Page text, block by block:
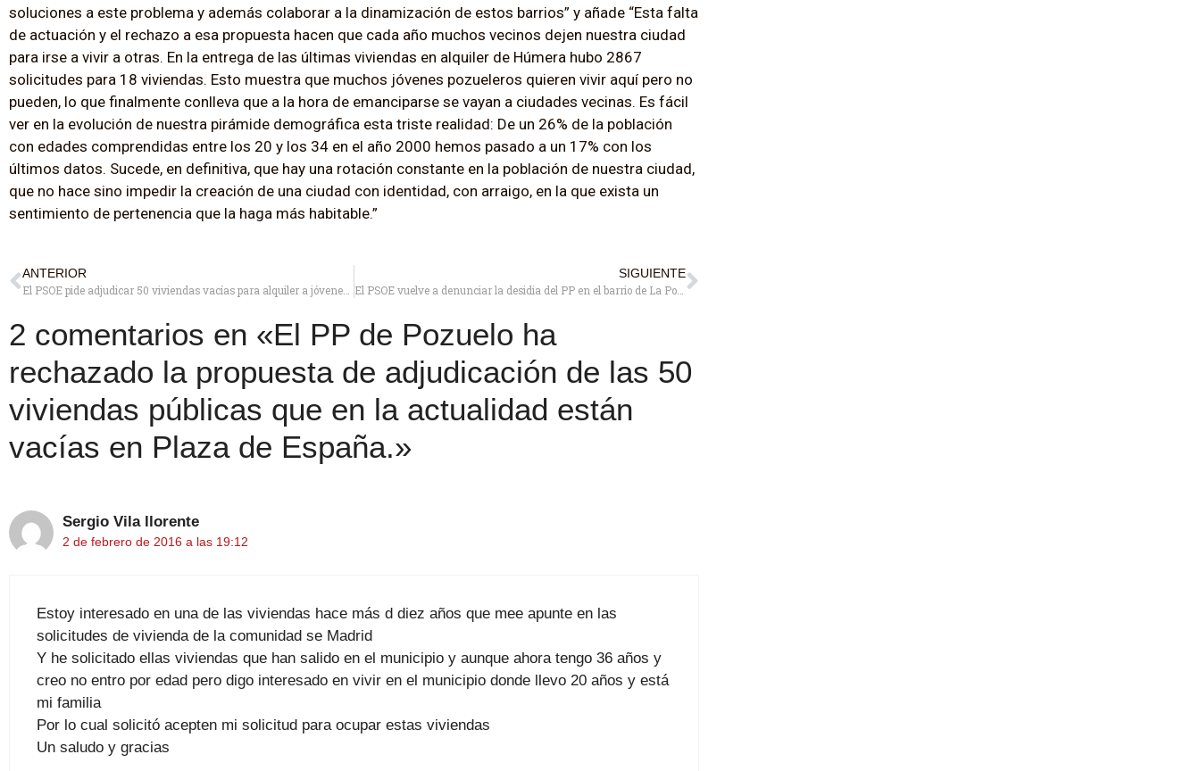
soluciones a este problema y además colaborar a la dinamización de estos barrios” y añade “Esta falta
de actuación y el rechazo a esa propuesta hacen que cada año muchos vecinos dejen nuestra ciudad
para irse a vivir a otras. En la entrega de las últimas viviendas en alquiler de Húmera hubo 2867
solicitudes para 18 viviendas. Esto muestra que muchos jóvenes pozueleros quieren vivir aquí pero no
pueden, lo que finalmente conlleva que a la hora de emanciparse se vayan a ciudades vecinas. Es fácil
ver en la evolución de nuestra pirámide demográfica esta triste realidad: De un 26% de la población
con edades comprendidas entre los 20 y los 34 en el año 2000 hemos pasado a un 17% con los
últimos datos. Sucede, en definitiva, que hay una rotación constante en la población de nuestra ciudad,
que no hace sino impedir la creación de una ciudad con identidad, con arraigo, en la que exista un
sentimiento de pertenencia que la haga más habitable.”
ANTERIOR
El PSOE pide adjudicar 50 viviendas vacías para alquiler a jóvenes y vecinos con rentas bajas
SIGUIENTE
El PSOE vuelve a denunciar la desidia del PP en el barrio de La Poza
2 comentarios en «El PP de Pozuelo ha
rechazado la propuesta de adjudicación de las 50
viviendas públicas que en la actualidad están
vacías en Plaza de España.»
Sergio Vila llorente
2 de febrero de 2016 a las 19:12
Estoy interesado en una de las viviendas hace más d diez años que mee apunte en las
solicitudes de vivienda de la comunidad se Madrid
Y he solicitado ellas viviendas que han salido en el municipio y aunque ahora tengo 36 años y
creo no entro por edad pero digo interesado en vivir en el municipio donde llevo 20 años y está
mi familia
Por lo cual solicitó acepten mi solicitud para ocupar estas viviendas
Un saludo y gracias